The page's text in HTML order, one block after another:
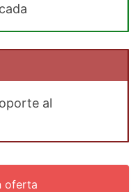
al
oferta